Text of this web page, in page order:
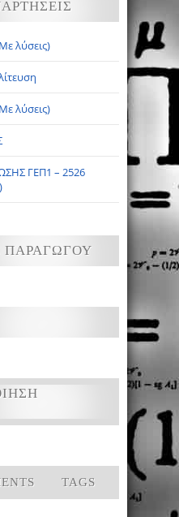
λύσεις)
λύσεις)
ΓΕΠ1 – 2526
ΠΑΡΑΓΩΓΟΥ
TAGS